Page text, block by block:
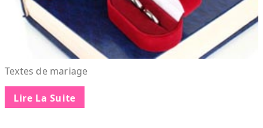
Textes de mariage
Lire La Suite